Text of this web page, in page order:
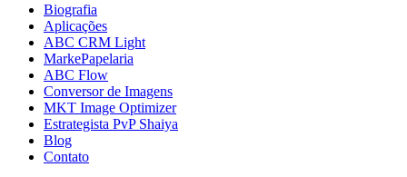
Biografia
Aplicações
ABC CRM Light
MarkePapelaria
ABC Flow
Conversor de Imagens
MKT Image Optimizer
Estrategista PvP Shaiya
Blog
Contato